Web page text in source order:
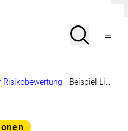
Suche
SucheMenü
Beispiel Listerien: Täterjagd mit genetischem Profil